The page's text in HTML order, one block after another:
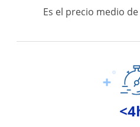
Es el precio medio